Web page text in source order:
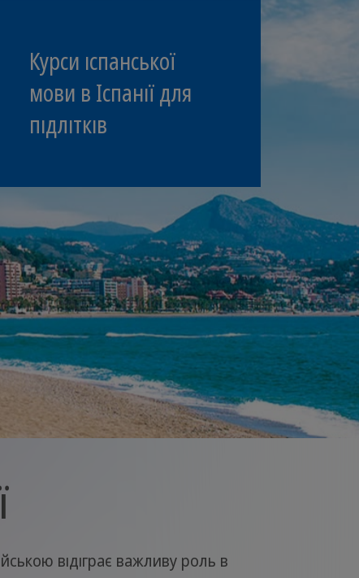
Курси іспанської
мови в Іспанії для
підлітків
відіграє важливу роль в